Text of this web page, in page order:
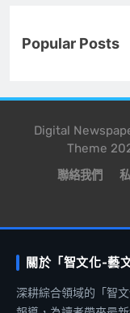
Popular Posts
Digital
Theme
聯絡我們
關於「智文化-藝
深耕綜合領域的「智